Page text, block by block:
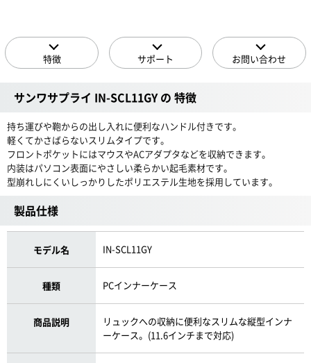
特徴 サポート お問い合わせ
サンワサプライ IN-SCL11GY の 特徴
持ち運びや鞄からの出し入れに便利なハンドル付きです。
軽くてかさばらないスリムタイプです。
フロントポケットにはマウスやACアダプタなどを収納できます。
内装はパソコン表面にやさしい柔らかい起毛素材です。
型崩れしにくいしっかりしたポリエステル生地を採用しています。
製品仕様
モデル名 IN-SCL11GY
種類 PCインナーケース
商品説明
リュックへの収納に便利なスリムな縦型インナ
ーケース。(11.6インチまで対応)